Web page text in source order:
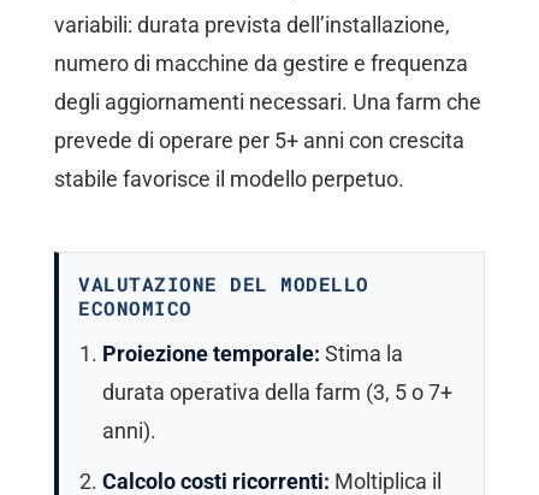
variabili: durata prevista dell’installazione,
numero di macchine da gestire e frequenza
degli aggiornamenti necessari. Una farm che
prevede di operare per 5+ anni con crescita
stabile favorisce il modello perpetuo.
VALUTAZIONE DEL MODELLO
ECONOMICO
Proiezione temporale: Stima la
durata operativa della farm (3, 5 o 7+
anni).
Calcolo costi ricorrenti: Moltiplica il